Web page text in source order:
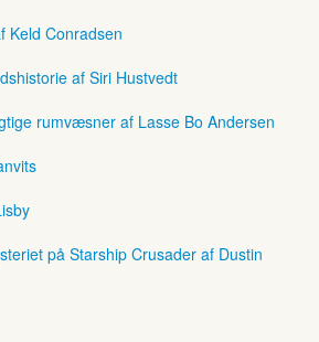
Keld Conradsen
af Siri Hustvedt
rumvæsner af Lasse Bo Andersen
på Starship Crusader af Dustin